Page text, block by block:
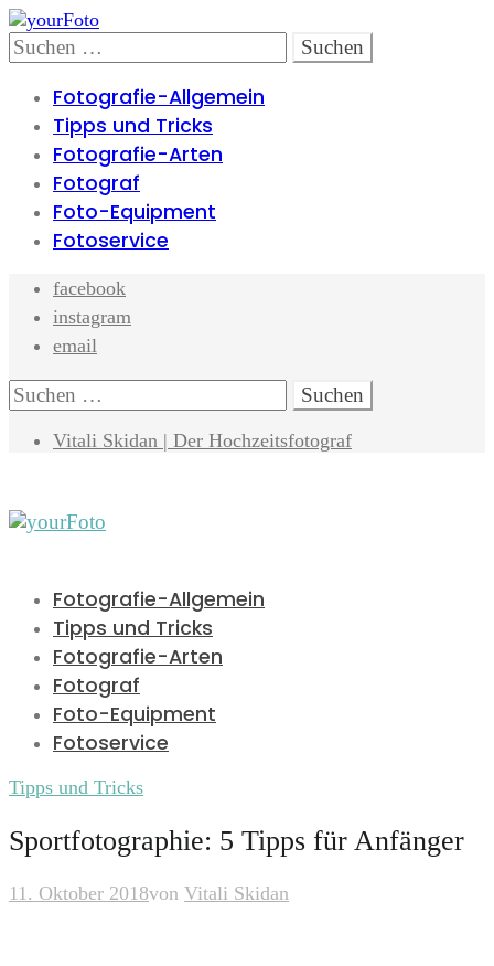
Skip
to
navigation
Skip
to
content
Search
Suchen
nach:
Fotografie-Allgemein
Tipps und Tricks
Fotografie-Arten
Fotograf
Foto-Equipment
Fotoservice
facebook
instagram
email
Search
Suchen
nach:
Vitali Skidan | Der Hochzeitsfotograf
Fotografie-Allgemein
Tipps und Tricks
Fotografie-Arten
Fotograf
Foto-Equipment
Fotoservice
Tipps und Tricks
Sportfotographie: 5 Tipps für Anfänger
11. Oktober 2018von Vitali Skidan